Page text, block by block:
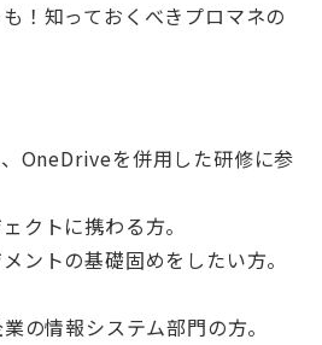
！知っておくべきプロマネの
OneDriveを併用した研修に参
クトに携わる方。
ントの基礎固めをしたい方。
の情報システム部門の方。